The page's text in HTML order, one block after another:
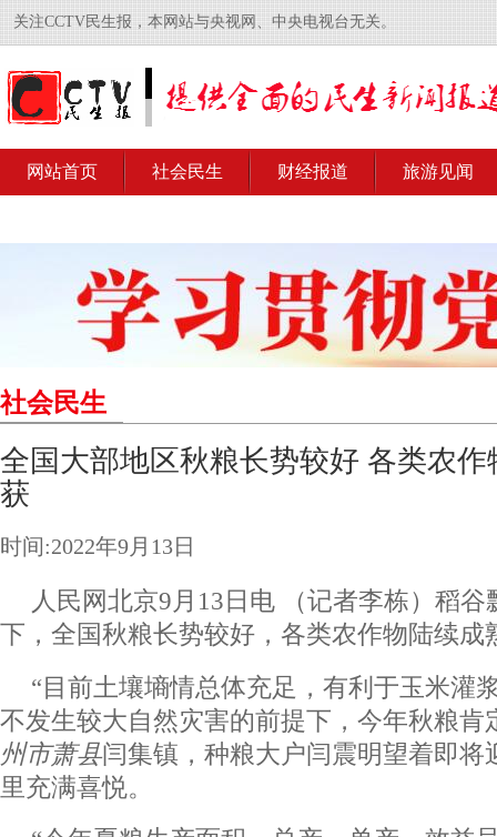
关注CCTV民生报，本网站与央视网、中央电视台无关。
网站首页 社会民生 财经报道 旅游见闻
社会民生
全国大部地区秋粮长势较好 各类农
获
时间:2022年9月13日
人民网北京9月13日电 （记者李栋）稻
下，全国秋粮长势较好，各类农作物陆续成
“目前土壤墒情总体充足，有利于玉米灌
不发生较大自然灾害的前提下，今年秋粮肯
州市萧县闫集镇，种粮大户闫震明望着即将
里充满喜悦。